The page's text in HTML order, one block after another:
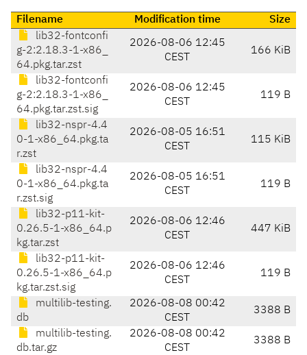
Filename Modification time
Size
lib32-fontconfi
g-2:2.18.3-1-x86_
64.pkg.tar.zst
2026-08-06 12:45
CEST
166 KiB
lib32-fontconfi
g-2:2.18.3-1-x86_
64.pkg.tar.zst.sig
2026-08-06 12:45
CEST
119 B
lib32-nspr-4.4
0-1-x86_64.pkg.ta
r.zst
2026-08-05 16:51
CEST
115 KiB
lib32-nspr-4.4
0-1-x86_64.pkg.ta
r.zst.sig
2026-08-05 16:51
CEST
119 B
lib32-p11-kit-
0.26.5-1-x86_64.p
kg.tar.zst
2026-08-06 12:46
CEST
447 KiB
lib32-p11-kit-
0.26.5-1-x86_64.p
kg.tar.zst.sig
2026-08-06 12:46
CEST
119 B
multilib-testing.
db
2026-08-08 00:42
CEST
3388 B
multilib-testing.
db.tar.gz
2026-08-08 00:42
CEST
3388 B